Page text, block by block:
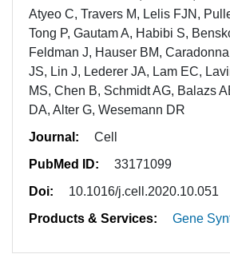
Atyeo C, Travers M, Lelis FJN,
Tong P, Gautam A, Habibi S,
Feldman J, Hauser BM,
JS, Lin J, Lederer JA, Lam EC,
MS, Chen B, Schmidt AG, Balazs
DA, Alter G, Wesemann DR
Journal:
Cell
PubMed ID:
33171099
Doi:
10.1016/j.cell.2020.10.051
Products & Services:
Gene